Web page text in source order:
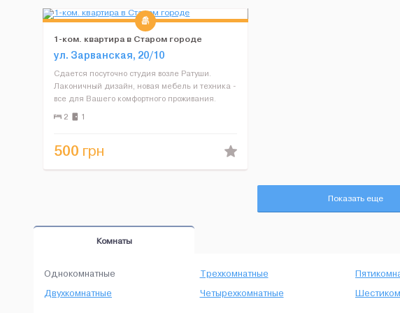
1-ком. квартира в Старом городе
ул. Зарванская, 20/10
Сдается посуточно студия возле Ратуши.
Лаконичный дизайн, новая мебель и техника -
все для Вашего комфортного проживания.
Также бесплатный Wi-Fi, чистое белье и
посуда. В пешей доступности все главные
2 1
500 грн
Показать еще
Комнаты
Однокомнатные
Двухкомнатные
Трехкомнатные
Четырехкомнатные